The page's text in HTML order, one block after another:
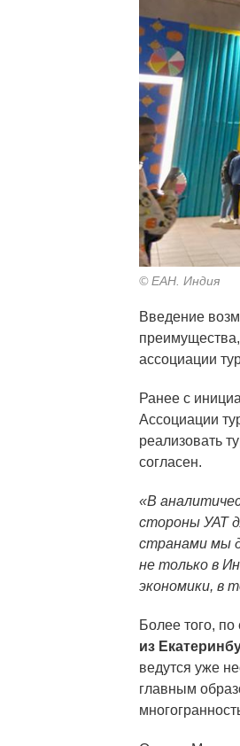
© ЕАН. Индия
Введение
ассоциации
Ранее с
Ассоциации
реализовать
согласен.
«В
стороны УАТ
странами мы
не только в
экономики, в
Более того,
из
ведутся уже
главным